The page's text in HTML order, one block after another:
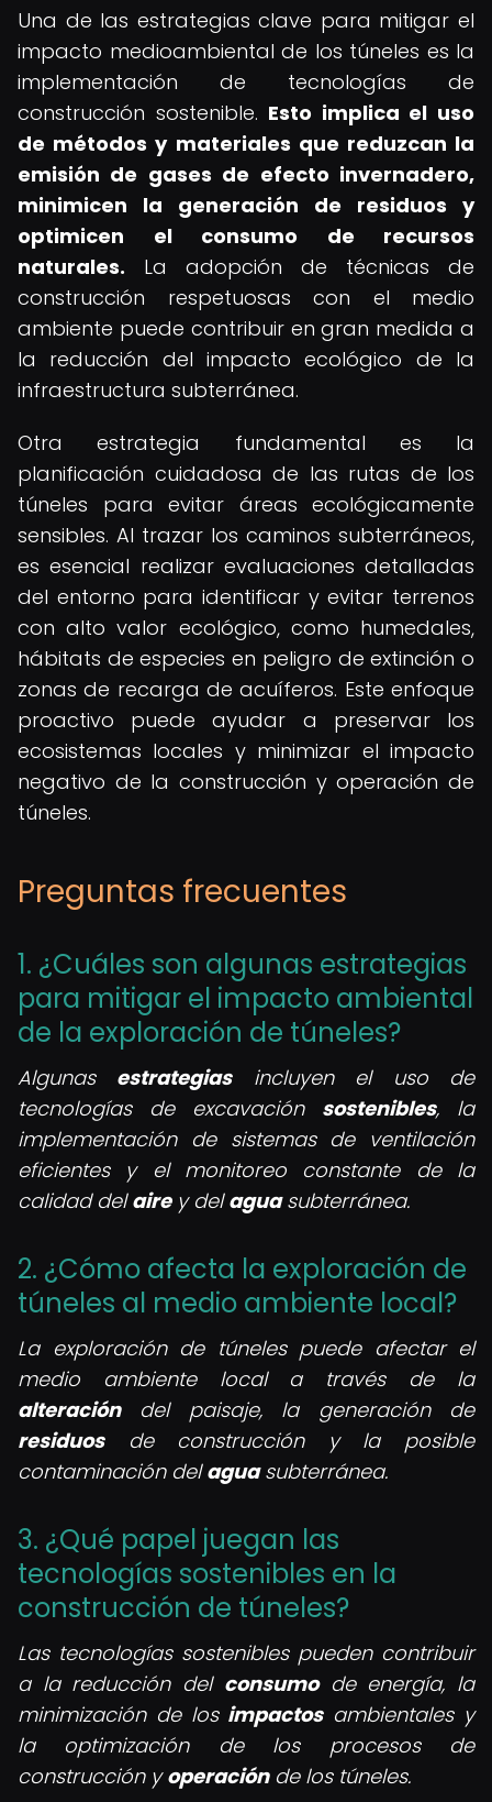
Una de las estrategias clave para mitigar el
impacto medioambiental de los túneles es la
implementación de tecnologías de
construcción sostenible. Esto implica el uso
de métodos y materiales que reduzcan la
emisión de gases de efecto invernadero,
minimicen la generación de residuos y
optimicen el consumo de recursos
naturales. La adopción de técnicas de
construcción respetuosas con el medio
ambiente puede contribuir en gran medida a
la reducción del impacto ecológico de la
infraestructura subterránea.
Otra estrategia fundamental es la
planificación cuidadosa de las rutas de los
túneles para evitar áreas ecológicamente
sensibles. Al trazar los caminos subterráneos,
es esencial realizar evaluaciones detalladas
del entorno para identificar y evitar terrenos
con alto valor ecológico, como humedales,
hábitats de especies en peligro de extinción o
zonas de recarga de acuíferos. Este enfoque
proactivo puede ayudar a preservar los
ecosistemas locales y minimizar el impacto
negativo de la construcción y operación de
túneles.
Preguntas frecuentes
1. ¿Cuáles son algunas estrategias
para mitigar el impacto ambiental
de la exploración de túneles?
Algunas estrategiasincluyen el uso de
tecnologías de excavación sostenibles, la
implementación de sistemas de ventilación
eficientes y el monitoreo constante de la
calidad delairey delaguasubterránea.
2. ¿Cómo afecta la exploración de
túneles al medio ambiente local?
La exploración de túneles puede afectar el
medio ambiente local a través de la
alteracióndel paisaje, la generación de
residuosde construcción y la posible
contaminación delaguasubterránea.
3. ¿Qué papel juegan las
tecnologías sostenibles en la
construcción de túneles?
Las tecnologías sostenibles pueden contribuir
a la reducción del consumode energía, la
minimización de los impactosambientales y
la optimización de los procesos de
construcción yoperaciónde los túneles.